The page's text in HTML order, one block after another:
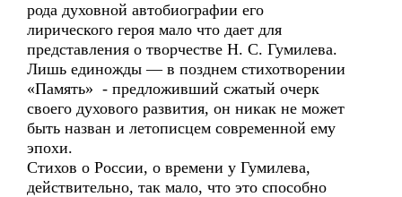
рода духовной автобиографии его
лирического героя мало что дает для
представления о творчестве Н. С. Гумилева.
Лишь единожды — в позднем стихотворении
«Память» - предложивший сжатый очерк
своего духового развития, он никак не может
быть назван и летописцем современной ему
эпохи.
Стихов о России, о времени у Гумилева,
действительно, так мало, что это способно